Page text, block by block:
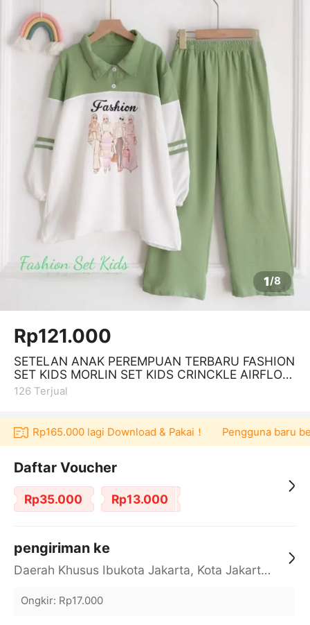
1/8
Rp121.000
SETELAN ANAK PEREMPUAN TERBARU FASHION
SET KIDS MORLIN SET KIDS CRINCKLE AIRFLOW
KAOS ANAK BAJU ANAK KEKINIAN
126 Terjual
Rp165.000 lagi Download & Pakai！ Pengguna baru
Daftar Voucher
Rp35.000 Rp13.000
pengiriman ke
Daerah Khusus Ibukota Jakarta, Kota Jakarta Barat, Cengkareng, yy
Ongkir: Rp17.000